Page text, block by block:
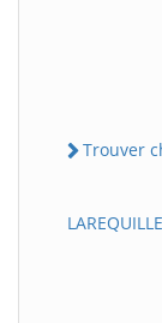
Trouver
LAREQUILLE